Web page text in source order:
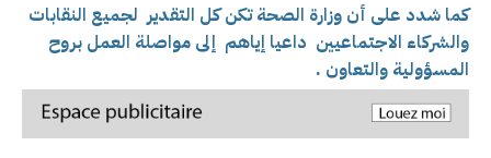
كما شدد على أن وزارة الصحة تكن كل التقدير لجميع النقابات
والشركاء الاجتماعيين داعيا إياهم إلى مواصلة العمل بروح
المسؤولية والتعاون .